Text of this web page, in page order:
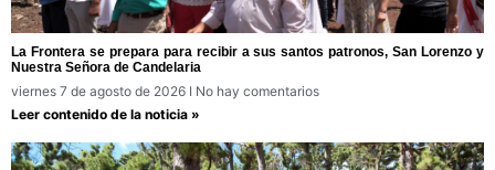
La Frontera se prepara para recibir a sus santos patronos, San Lorenzo y
Nuestra Señora de Candelaria
viernes 7 de agosto de 2026
No hay comentarios
Leer contenido de la noticia »